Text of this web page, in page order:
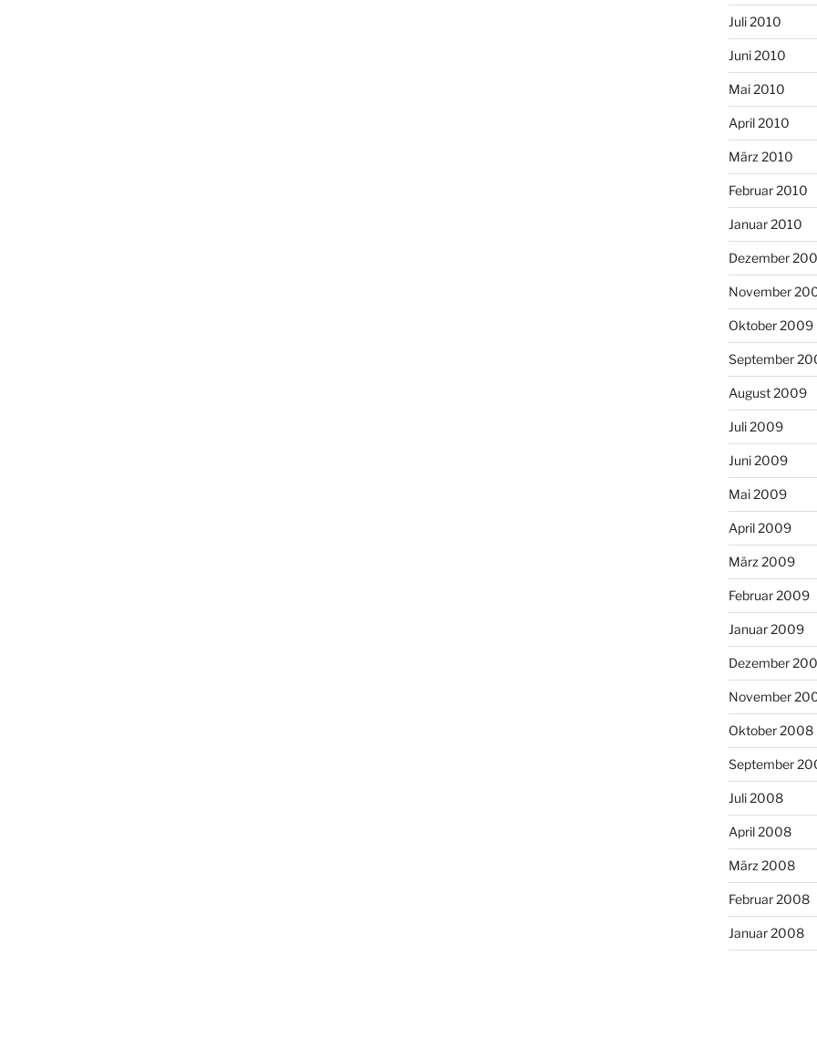
Juli 2010
Juni 2010
Mai 2010
April 2010
März 2010
Februar 2010
Januar 2010
Dezember
November
Oktober 2009
September
August 2009
Juli 2009
Juni 2009
Mai 2009
April 2009
März 2009
Februar 2009
Januar 2009
Dezember
November
Oktober 2008
September
Juli 2008
April 2008
März 2008
Februar 2008
Januar 2008